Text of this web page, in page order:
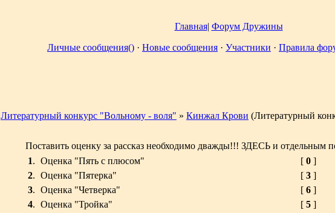
Главная| Форум Дружины
Личные сообщения() · Новые сообщения · Участники · Правила
Литературный конкурс "Вольному - воля" » Кинжал Крови (Литературный
Поставить оценку за рассказ необходимо дважды!!! ЗДЕСЬ и отдельным
1. Оценка "Пять с плюсом" [ 0 ]
2. Оценка "Пятерка" [ 3 ]
3. Оценка "Четверка" [ 6 ]
4. Оценка "Тройка" [ 5 ]